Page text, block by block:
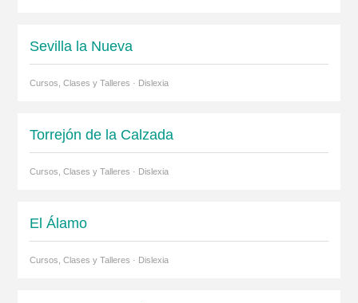
Sevilla la Nueva
Cursos, Clases y Talleres · Dislexia
Torrejón de la Calzada
Cursos, Clases y Talleres · Dislexia
El Álamo
Cursos, Clases y Talleres · Dislexia